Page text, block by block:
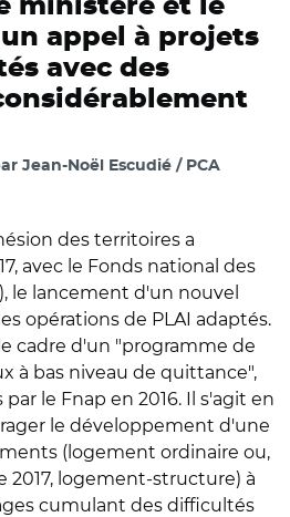
ministère et le
appel à projets
avec des
Jean-Noël Escudié / PCA
des territoires a
avec le Fonds national des
le lancement d'un nouvel
opérations de PLAI adaptés.
cadre d'un "programme de
à bas niveau de quittance",
par le Fnap en 2016. Il s'agit en
le développement d'une
(logement ordinaire ou,
2017, logement-structure) à
cumulant des difficultés